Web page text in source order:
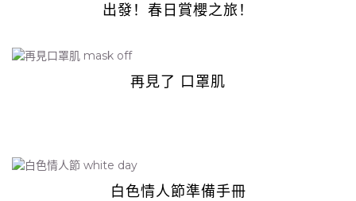
出發！春日賞櫻之旅！
再見了 口罩肌
白色情人節準備手冊